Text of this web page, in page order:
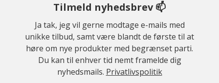
Tilmeld nyhedsbrev 📫
Ja tak, jeg vil gerne modtage e-mails med
unikke tilbud, samt være blandt de første til at
høre om nye produkter med begrænset parti.
Du kan til enhver tid nemt framelde dig
nyhedsmails. Privatlivspolitik